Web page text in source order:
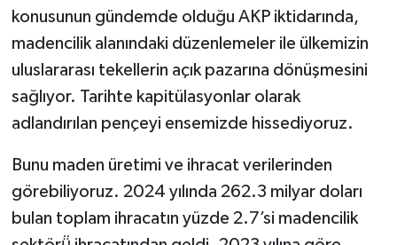
konusunun gündemde olduğu AKP iktidarında,
madencilik alanındaki düzenlemeler ile ülkemizin
uluslararası tekellerin açık pazarına dönüşmesini
sağlıyor. Tarihte kapitülasyonlar olarak
adlandırılan pençeyi ensemizde hissediyoruz.
Bunu maden üretimi ve ihracat verilerinden
görebiliyoruz. 2024 yılında 262.3 milyar doları
bulan toplam ihracatın yüzde 2.7’si madencilik